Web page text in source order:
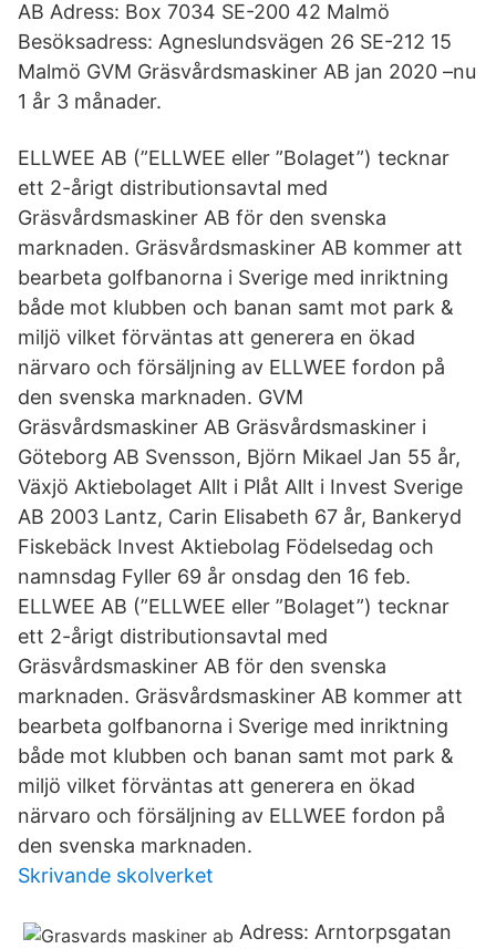
AB Adress: Box 7034 SE-200 42 Malmö
Besöksadress: Agneslundsvägen 26 SE-212 15
Malmö GVM Gräsvårdsmaskiner AB jan 2020 –nu
1 år 3 månader.
ELLWEE AB (”ELLWEE eller ”Bolaget”) tecknar
ett 2-årigt distributionsavtal med
Gräsvårdsmaskiner AB för den svenska
marknaden. Gräsvårdsmaskiner AB kommer att
bearbeta golfbanorna i Sverige med inriktning
både mot klubben och banan samt mot park &
miljö vilket förväntas att generera en ökad
närvaro och försäljning av ELLWEE fordon på
den svenska marknaden. GVM
Gräsvårdsmaskiner AB Gräsvårdsmaskiner i
Göteborg AB Svensson, Björn Mikael Jan 55 år,
Växjö Aktiebolaget Allt i Plåt Allt i Invest Sverige
AB 2003 Lantz, Carin Elisabeth 67 år, Bankeryd
Fiskebäck Invest Aktiebolag Födelsedag och
namnsdag Fyller 69 år onsdag den 16 feb.
ELLWEE AB (”ELLWEE eller ”Bolaget”) tecknar
ett 2-årigt distributionsavtal med
Gräsvårdsmaskiner AB för den svenska
marknaden. Gräsvårdsmaskiner AB kommer att
bearbeta golfbanorna i Sverige med inriktning
både mot klubben och banan samt mot park &
miljö vilket förväntas att generera en ökad
närvaro och försäljning av ELLWEE fordon på
den svenska marknaden.
Skrivande skolverket
Adress: Arntorpsgatan